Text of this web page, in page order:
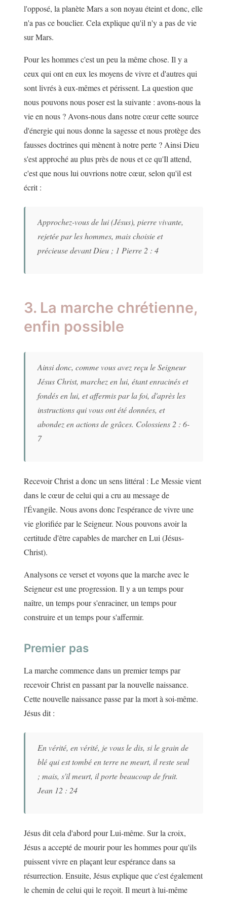
l'opposé, la planète Mars a son noyau éteint et donc, elle
n'a pas ce bouclier. Cela explique qu'il n'y a pas de vie
sur Mars.
Pour les hommes c'est un peu la même chose. Il y a
ceux qui ont en eux les moyens de vivre et d'autres qui
sont livrés à eux-mêmes et périssent. La question que
nous pouvons nous poser est la suivante : avons-nous la
vie en nous ? Avons-nous dans notre cœur cette source
d'énergie qui nous donne la sagesse et nous protège des
fausses doctrines qui mènent à notre perte ? Ainsi Dieu
s'est approché au plus près de nous et ce qu'Il attend,
c'est que nous lui ouvrions notre cœur, selon qu'il est
écrit :
Approchez-vous de lui (Jésus), pierre vivante,
rejetée par les hommes, mais choisie et
précieuse devant Dieu ; 1 Pierre 2 : 4
3. La marche chrétienne,
enfin possible
Ainsi donc, comme vous avez reçu le Seigneur
Jésus Christ, marchez en lui, étant enracinés et
fondés en lui, et affermis par la foi, d'après les
instructions qui vous ont été données, et
abondez en actions de grâces. Colossiens 2 : 6-
7
Recevoir Christ a donc un sens littéral : Le Messie vient
dans le cœur de celui qui a cru au message de
l'Évangile. Nous avons donc l'espérance de vivre une
vie glorifiée par le Seigneur. Nous pouvons avoir la
certitude d'être capables de marcher en Lui (Jésus-
Christ).
Analysons ce verset et voyons que la marche avec le
Seigneur est une progression. Il y a un temps pour
naître, un temps pour s'enraciner, un temps pour
construire et un temps pour s'affermir.
Premier pas
La marche commence dans un premier temps par
recevoir Christ en passant par la nouvelle naissance.
Cette nouvelle naissance passe par la mort à soi-même.
Jésus dit :
En vérité, en vérité, je vous le dis, si le grain de
blé qui est tombé en terre ne meurt, il reste seul
; mais, s'il meurt, il porte beaucoup de fruit.
Jean 12 : 24
Jésus dit cela d'abord pour Lui-même. Sur la croix,
Jésus a accepté de mourir pour les hommes pour qu'ils
puissent vivre en plaçant leur espérance dans sa
résurrection. Ensuite, Jésus explique que c'est également
le chemin de celui qui le reçoit. Il meurt à lui-même